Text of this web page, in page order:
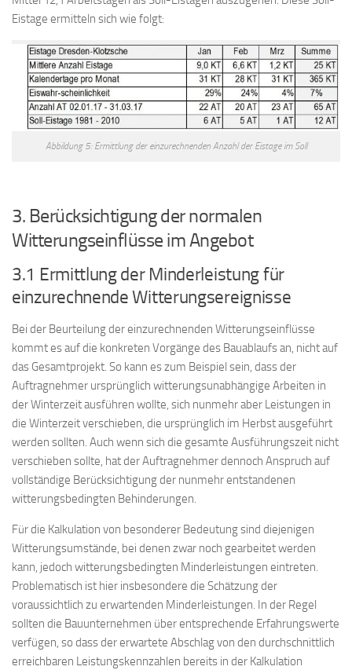
Eistage ermitteln sich wie folgt:
Abbildung 5: Ermittlung der einzurechnenden Anzahl der Eistage im Soll
3. Berücksichtigung der normalen
Witterungseinflüsse im Angebot
3.1 Ermittlung der Minderleistung für
einzurechnende Witterungsereignisse
Bei der Beurteilung der einzurechnenden Witterungseinflüsse
kommt es auf die konkreten Vorgänge des Bauablaufs an, nicht auf
das Gesamtprojekt. So kann es zum Beispiel sein, dass der
Auftragnehmer ursprünglich witterungsunabhängige Arbeiten in
der Winterzeit ausführen wollte, sich nunmehr aber Leistungen in
die Winterzeit verschieben, die ursprünglich im Herbst ausgeführt
werden sollten. Auch wenn sich die gesamte Ausführungszeit nicht
verschieben sollte, hat der Auftragnehmer dennoch Anspruch auf
vollständige Berücksichtigung der nunmehr entstandenen
witterungsbedingten Behinderungen.
Für die Kalkulation von besonderer Bedeutung sind diejenigen
Witterungsumstände, bei denen zwar noch gearbeitet werden
kann, jedoch witterungsbedingten Minderleistungen eintreten.
Problematisch ist hier insbesondere die Schätzung der
voraussichtlich zu erwartenden Minderleistungen. In der Regel
sollten die Bauunternehmen über entsprechende Erfahrungswerte
verfügen, so dass der erwartete Abschlag von den durchschnittlich
erreichbaren Leistungskennzahlen bereits in der Kalkulation